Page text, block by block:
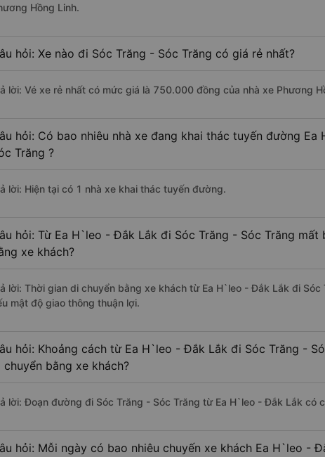
Hồng Linh.
hỏi: Xe nào đi Sóc Trăng - Sóc Trăng có giá rẻ nhất?
lời: Vé xe rẻ nhất có mức giá là 750.000 đồng của nhà xe Phương
hỏi: Có bao nhiêu nhà xe đang khai thác tuyến đường
Trăng ?
lời: Hiện tại có 1 nhà xe khai thác tuyến đường.
hỏi: Từ Ea H`leo - Đắk Lắk đi Sóc Trăng - Sóc Trăng mất
xe khách?
lời: Thời gian di chuyển bằng xe khách từ Ea H`leo - Đắk Lắk đi
mật độ giao thông thuận lợi.
hỏi: Khoảng cách từ Ea H`leo - Đắk Lắk đi Sóc Trăng -
chuyển bằng xe khách?
lời: Đoạn đường đi Sóc Trăng - Sóc Trăng từ Ea H`leo - Đắk Lắk có
hỏi: Mỗi ngày có bao nhiêu chuyến xe khách Ea H`leo -